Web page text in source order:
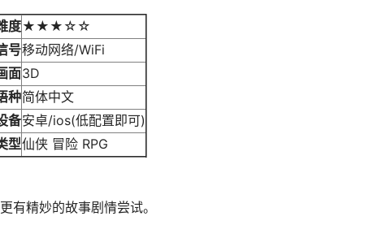
度★★★☆☆
号移动网络/WiFi
面3D
种简体中文
备安卓/ios(低配置即可)
型仙侠 冒险 RPG
有精妙的故事剧情尝试。